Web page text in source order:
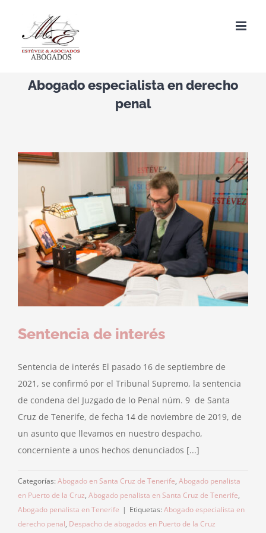
contenido
Abogado especialista en derecho
penal
Sentencia de interés
Sentencia de interés El pasado 16 de septiembre de
2021, se confirmó por el Tribunal Supremo, la sentencia
de condena del Juzgado de lo Penal núm. 9 de Santa
Cruz de Tenerife, de fecha 14 de noviembre de 2019, de
un asunto que llevamos en nuestro despacho,
concerniente a unos hechos denunciados [...]
Categorías: Abogado en Santa Cruz de Tenerife, Abogado penalista
en Puerto de la Cruz, Abogado penalista en Santa Cruz de Tenerife,
Abogado penalista en Tenerife | Etiquetas: Abogado especialista en
derecho penal, Despacho de abogados en Puerto de la Cruz